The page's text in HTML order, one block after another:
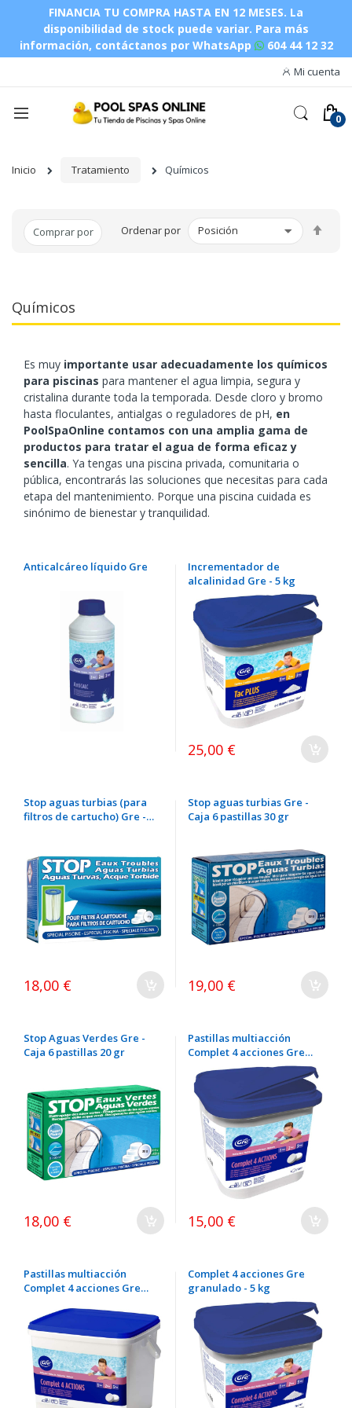
FINANCIA TU COMPRA HASTA EN 12 MESES. La
disponibilidad de stock puede variar. Para más
información, contáctanos por WhatsApp
604 44 12 32
Mi cuenta
Inicio Tratamiento Químicos
Químicos
Es muy importante usar adecuadamente los químicos
para piscinas para mantener el agua limpia, segura y
cristalina durante toda la temporada. Desde cloro y bromo
hasta floculantes, antialgas o reguladores de pH, en
PoolSpaOnline contamos con una amplia gama de
productos para tratar el agua de forma eficaz y
sencilla. Ya tengas una piscina privada, comunitaria o
pública, encontrarás las soluciones que necesitas para cada
etapa del mantenimiento. Porque una piscina cuidada es
sinónimo de bienestar y tranquilidad.
Ordenar por
Anticalcáreo líquido Gre
Incrementador de
alcalinidad Gre - 5 kg
25,00 €
Stop aguas turbias (para
filtros de cartucho) Gre -
18,00 €
Stop aguas turbias Gre -
Caja 6 pastillas 30 gr
19,00 €
Stop Aguas Verdes Gre -
Caja 6 pastillas 20 gr
18,00 €
Pastillas multiacción
Complet 4 acciones Gre
pastillas 20 gr - 1 kg
15,00 €
Pastillas multiacción
Complet 4 acciones Gre
Complet 4 acciones Gre
granulado - 5 kg
Comprar por